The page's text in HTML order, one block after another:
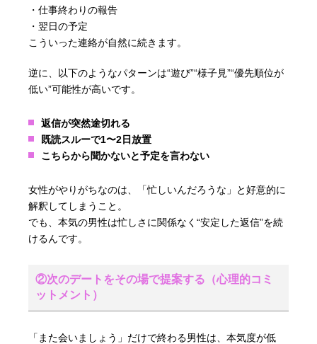
・仕事終わりの報告
・翌日の予定
こういった連絡が自然に続きます。
逆に、以下のようなパターンは“遊び”“様子見”“優先順位が
低い”可能性が高いです。
返信が突然途切れる
既読スルーで1〜2日放置
こちらから聞かないと予定を言わない
女性がやりがちなのは、「忙しいんだろうな」と好意的に
解釈してしまうこと。
でも、本気の男性は忙しさに関係なく“安定した返信”を続
けるんです。
②次のデートをその場で提案する（心理的コミ
ットメント）
「また会いましょう」だけで終わる男性は、本気度が低